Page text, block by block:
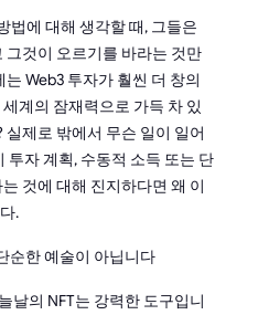
법에 대해 생각할 때, 그들은
것이 오르기를 바라는 것만
Web3 투자가 훨씬 더 창의
계의 잠재력으로 가득 차 있
제로 밖에서 무슨 일이 일어
자 계획, 수동적 소득 또는 단
것에 대해 진지하다면 왜 이
.
순한 예술이 아닙니다
날의 NFT는 강력한 도구입니